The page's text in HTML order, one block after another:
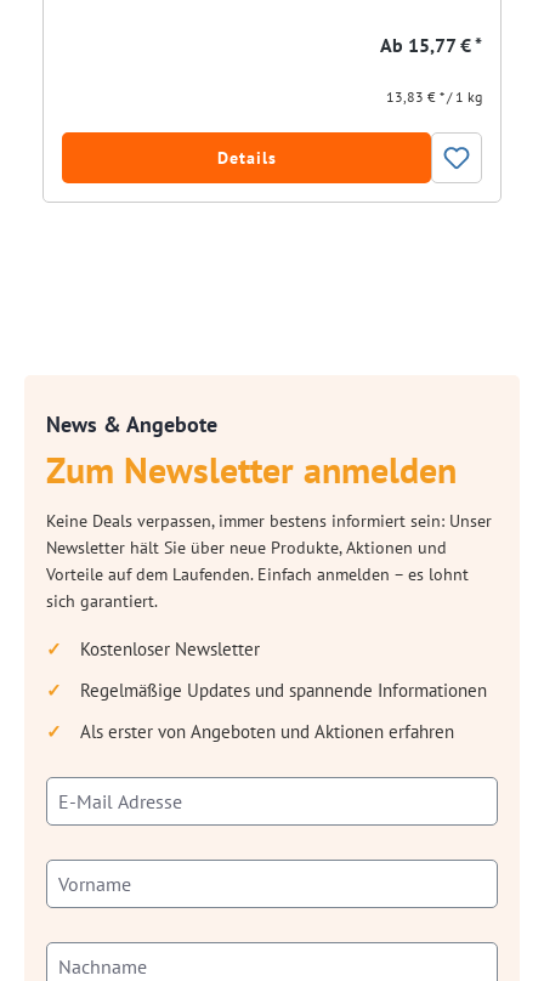
Ab 15,77 € *
13,83 € * / 1 kg
Details
News & Angebote
Zum Newsletter anmelden
Keine Deals verpassen, immer bestens informiert sein: Unser
Newsletter hält Sie über neue Produkte, Aktionen und
Vorteile auf dem Laufenden. Einfach anmelden – es lohnt
sich garantiert.
Kostenloser Newsletter
Regelmäßige Updates und spannende Informationen
Als erster von Angeboten und Aktionen erfahren